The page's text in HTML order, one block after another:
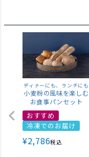
ディナーにも、ランチにも
小麦粉の風味を楽しむ
お食事パンセット
おすすめ
冷凍でのお届け
¥2,786税込